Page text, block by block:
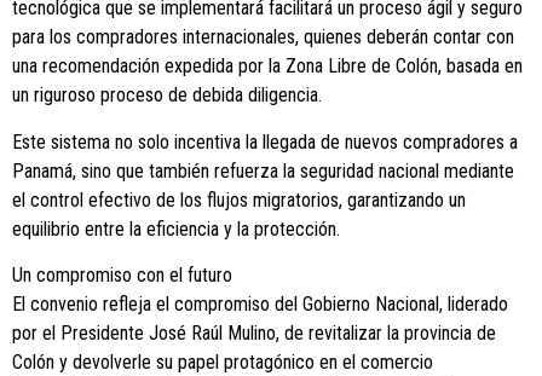
tecnológica que se implementará facilitará un proceso ágil y seguro
para los compradores internacionales, quienes deberán contar con
una recomendación expedida por la Zona Libre de Colón, basada en
un riguroso proceso de debida diligencia.
Este sistema no solo incentiva la llegada de nuevos compradores a
Panamá, sino que también refuerza la seguridad nacional mediante
el control efectivo de los flujos migratorios, garantizando un
equilibrio entre la eficiencia y la protección.
Un compromiso con el futuro
El convenio refleja el compromiso del Gobierno Nacional, liderado
por el Presidente José Raúl Mulino, de revitalizar la provincia de
Colón y devolverle su papel protagónico en el comercio